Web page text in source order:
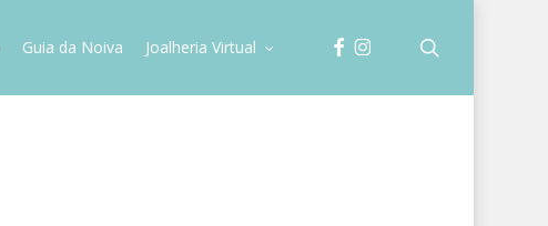
Guia da Noiva Joalheria Virtual facebookinstagram